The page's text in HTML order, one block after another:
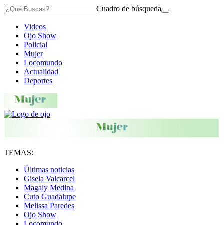
Cuadro de búsqueda
Videos
Ojo Show
Policial
Mujer
Locomundo
Actualidad
Deportes
TEMAS:
Últimas noticias
Gisela Valcarcel
Magaly Medina
Cuto Guadalupe
Melissa Paredes
Ojo Show